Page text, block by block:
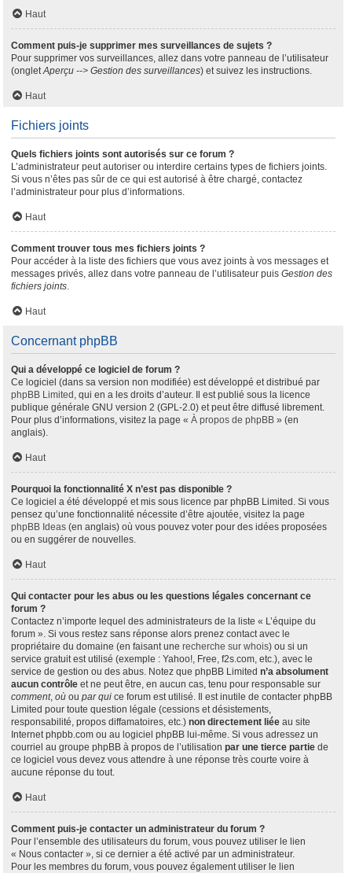
Haut
Comment puis-je supprimer mes surveillances de sujets ?
Pour supprimer vos surveillances, allez dans votre panneau de l’utilisateur
(ongletAperçu --> Gestion des surveillances) et suivez les instructions.
Haut
Fichiers joints
Quels fichiers joints sont autorisés sur ce forum ?
L’administrateur peut autoriser ou interdire certains types de fichiers joints.
Si vous n’êtes pas sûr de ce qui est autorisé à être chargé, contactez
l’administrateur pour plus d’informations.
Haut
Comment trouver tous mes fichiers joints ?
Pour accéder à la liste des fichiers que vous avez joints à vos messages et
messages privés, allez dans votre panneau de l’utilisateur puis Gestion des
fichiers joints.
Haut
Concernant phpBB
Qui a développé ce logiciel de forum ?
Ce logiciel (dans sa version non modifiée) est développé et distribué par
phpBB Limited , qui en a les droits d’auteur. Il est publié sous la licence
publique générale GNU version 2 (GPL-2.0) et peut être diffusé librement.
Pour plus d’informations, visitez la page « À propos de phpBB » (en
anglais).
Haut
Pourquoi la fonctionnalité X n’est pas disponible ?
Ce logiciel a été développé et mis sous licence par phpBB Limited. Si vous
pensez qu’une fonctionnalité nécessite d’être ajoutée, visitez la page
phpBB Ideas (en anglais) où vous pouvez voter pour des idées proposées
ou en suggérer de nouvelles.
Haut
Qui contacter pour les abus ou les questions légales concernant ce
forum ?
Contactez n’importe lequel des administrateurs de la liste « L’équipe du
forum ». Si vous restez sans réponse alors prenez contact avec le
propriétaire du domaine (en faisant une recherche sur whois) ou si un
service gratuit est utilisé (exemple : Yahoo!, Free, f2s.com, etc.), avec le
service de gestion ou des abus. Notez que phpBB Limited n’a absolument
aucun contrôle et ne peut être, en aucun cas, tenu pour responsable sur
comment, où ou par qui ce forum est utilisé. Il est inutile de contacter phpBB
Limited pour toute question légale (cessions et désistements,
responsabilité, propos diffamatoires, etc.) non directement liée au site
Internet phpbb.com ou au logiciel phpBB lui-même. Si vous adressez un
courriel au groupe phpBB à propos de l’utilisation par une tierce partie de
ce logiciel vous devez vous attendre à une réponse très courte voire à
aucune réponse du tout.
Haut
Comment puis-je contacter un administrateur du forum ?
Pour l’ensemble des utilisateurs du forum, vous pouvez utiliser le lien
« Nous contacter », si ce dernier a été activé par un administrateur.
Pour les membres du forum, vous pouvez également utiliser le lien